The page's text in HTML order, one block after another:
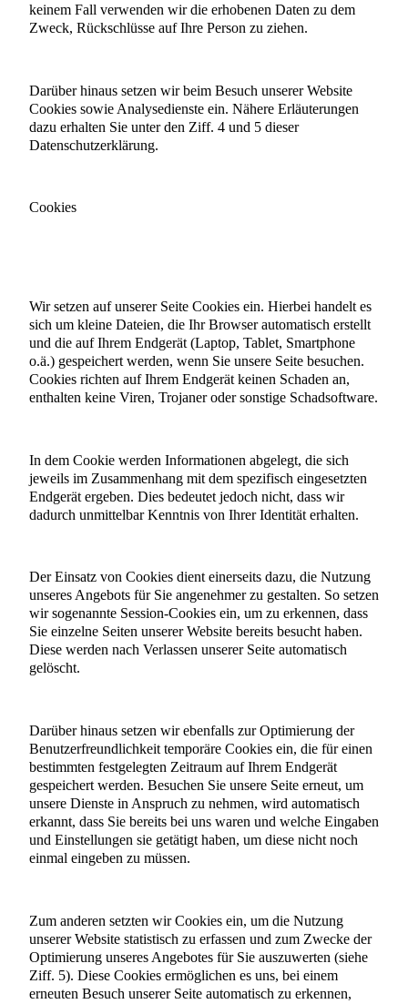
keinem Fall verwenden wir die erhobenen Daten zu dem
Zweck, Rückschlüsse auf Ihre Person zu ziehen.
Darüber hinaus setzen wir beim Besuch unserer Website
Cookies sowie Analysedienste ein. Nähere Erläuterungen
dazu erhalten Sie unter den Ziff. 4 und 5 dieser
Datenschutzerklärung.
Cookies
Wir setzen auf unserer Seite Cookies ein. Hierbei handelt es
sich um kleine Dateien, die Ihr Browser automatisch erstellt
und die auf Ihrem Endgerät (Laptop, Tablet, Smartphone
o.ä.) gespeichert werden, wenn Sie unsere Seite besuchen.
Cookies richten auf Ihrem Endgerät keinen Schaden an,
enthalten keine Viren, Trojaner oder sonstige Schadsoftware.
In dem Cookie werden Informationen abgelegt, die sich
jeweils im Zusammenhang mit dem spezifisch eingesetzten
Endgerät ergeben. Dies bedeutet jedoch nicht, dass wir
dadurch unmittelbar Kenntnis von Ihrer Identität erhalten.
Der Einsatz von Cookies dient einerseits dazu, die Nutzung
unseres Angebots für Sie angenehmer zu gestalten. So setzen
wir sogenannte Session-Cookies ein, um zu erkennen, dass
Sie einzelne Seiten unserer Website bereits besucht haben.
Diese werden nach Verlassen unserer Seite automatisch
gelöscht.
Darüber hinaus setzen wir ebenfalls zur Optimierung der
Benutzerfreundlichkeit temporäre Cookies ein, die für einen
bestimmten festgelegten Zeitraum auf Ihrem Endgerät
gespeichert werden. Besuchen Sie unsere Seite erneut, um
unsere Dienste in Anspruch zu nehmen, wird automatisch
erkannt, dass Sie bereits bei uns waren und welche Eingaben
und Einstellungen sie getätigt haben, um diese nicht noch
einmal eingeben zu müssen.
Zum anderen setzten wir Cookies ein, um die Nutzung
unserer Website statistisch zu erfassen und zum Zwecke der
Optimierung unseres Angebotes für Sie auszuwerten (siehe
Ziff. 5). Diese Cookies ermöglichen es uns, bei einem
erneuten Besuch unserer Seite automatisch zu erkennen,